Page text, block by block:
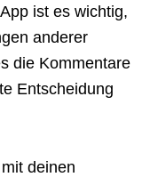
ist es wichtig,
anderer
die Kommentare
Entscheidung
deinen